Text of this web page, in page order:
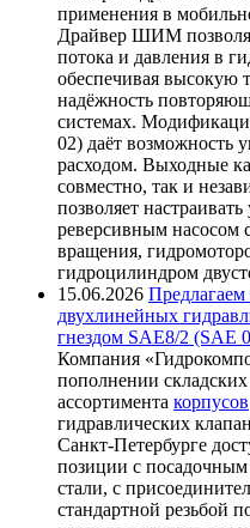
применения в
Драйвер ШИМ
потока и давления в
обеспечивая высокую
надёжность
системах.
02) даёт возможность
расходом. Выходные
совместно, так и
позволяет
реверсивным насосом
вращения,
гидроцилиндром
15.06.2026 Предлагаем
двухлинейных
гнездом SAE8/2 (SAE
Компания
пополнении
ассортимента корпусов
гидравлических
Санкт-Петербурге
позиции с
стали, с
стандартной резьбой